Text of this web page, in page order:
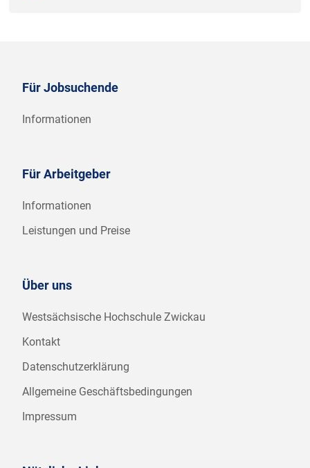
Für Jobsuchende
Informationen
Für Arbeitgeber
Informationen
Leistungen und Preise
Über uns
Westsächsische Hochschule Zwickau
Kontakt
Datenschutzerklärung
Allgemeine Geschäftsbedingungen
Impressum